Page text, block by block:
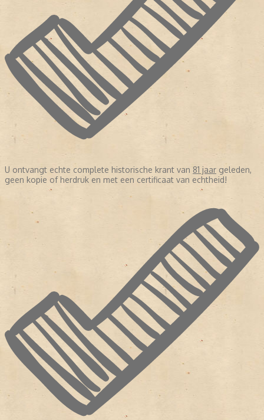
U ontvangt echte complete historische krant van 81 jaar geleden,
geen kopie of herdruk en met een certificaat van echtheid!